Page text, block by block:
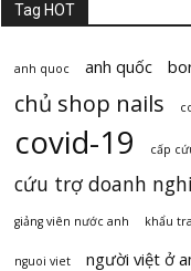
Tag HOT
anh quoc anh quốc
chủ shop nails
covid-19 cấp
cứu trợ doanh
giảng viên nước anh khẩu
nguoi viet người việt ở